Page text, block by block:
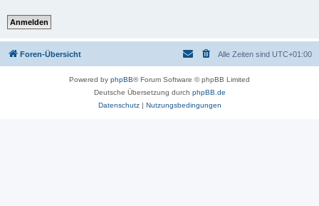
Foren-Übersicht Alle Zeiten sind UTC+01:00
Powered by phpBB® Forum Software © phpBB Limited
Deutsche Übersetzung durch phpBB.de
Datenschutz| Nutzungsbedingungen